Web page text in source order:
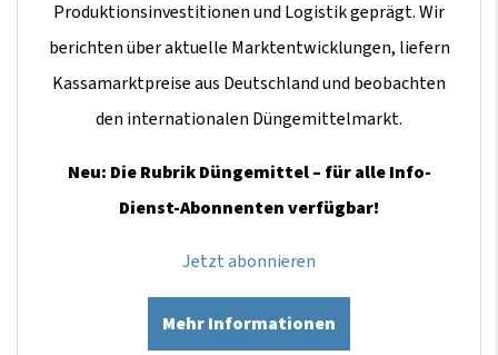
Produktionsinvestitionen und Logistik geprägt. Wir
berichten über aktuelle Marktentwicklungen, liefern
Kassamarktpreise aus Deutschland und beobachten
den internationalen Düngemittelmarkt.
Neu: Die Rubrik Düngemittel – für alle Info-
Dienst-Abonnenten verfügbar!
Jetzt abonnieren
Mehr Informationen